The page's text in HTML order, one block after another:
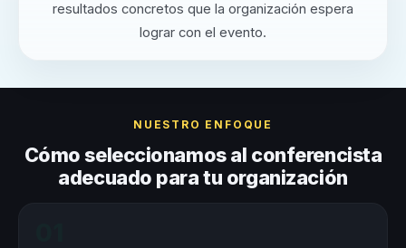
resultados concretos que la organización espera
lograr con el evento.
NUESTRO ENFOQUE
Cómo seleccionamos al conferencista
adecuado para tu organización